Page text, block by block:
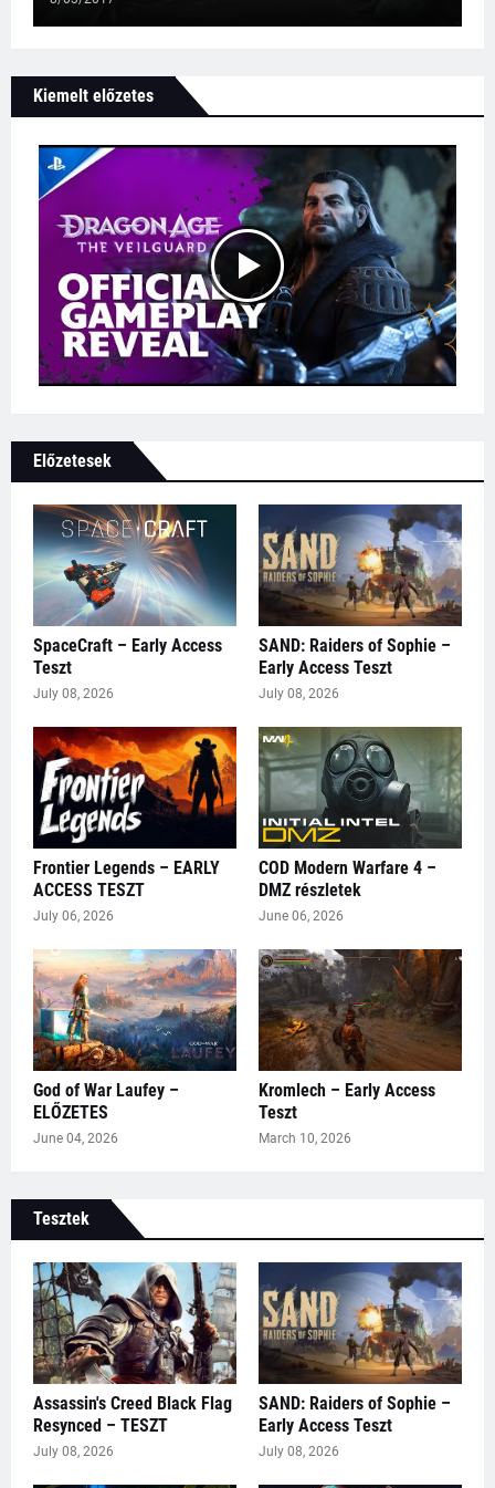
Kiemelt előzetes
Előzetesek
SpaceCraft – Early Access
Teszt
July 08, 2026
SAND: Raiders of Sophie –
Early Access Teszt
July 08, 2026
Frontier Legends – EARLY
ACCESS TESZT
July 06, 2026
COD Modern Warfare 4 –
DMZ részletek
June 06, 2026
God of War Laufey –
ELŐZETES
June 04, 2026
Kromlech – Early Access
Teszt
March 10, 2026
Tesztek
Assassin's Creed Black Flag
Resynced – TESZT
July 08, 2026
SAND: Raiders of Sophie –
Early Access Teszt
July 08, 2026